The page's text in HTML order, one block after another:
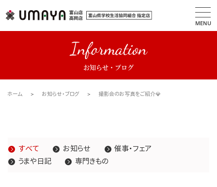
MENU
Information
お知らせ・ブログ
ホーム お知らせ・ブログ 撮影会のお写真をご紹介💎
すべて お知らせ
催事・フェア
うまや日記
専門きもの